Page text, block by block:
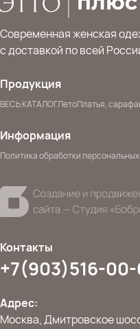
Современная женская
с доставкой по всей
Продукция
ВЕСЬ КАТАЛОГЛетоПлатья,
Информация
Политика обработки
Контакты
+7(903)516-
Адрес:
Москва, Дмитровское